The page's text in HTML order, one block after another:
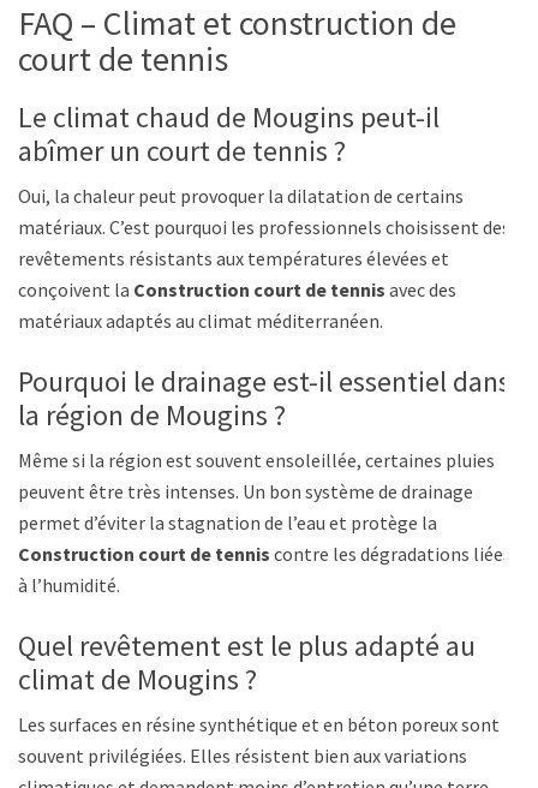
FAQ – Climat et construction de
court de tennis
Le climat chaud de Mougins peut-il
abîmer un court de tennis ?
Oui, la chaleur peut provoquer la dilatation de certains
matériaux. C’est pourquoi les professionnels choisissent des
revêtements résistants aux températures élevées et
conçoivent la Construction court de tennis avec des
matériaux adaptés au climat méditerranéen.
Pourquoi le drainage est-il essentiel dans
la région de Mougins ?
Même si la région est souvent ensoleillée, certaines pluies
peuvent être très intenses. Un bon système de drainage
permet d’éviter la stagnation de l’eau et protège la
Construction court de tennis contre les dégradations liées
à l’humidité.
Quel revêtement est le plus adapté au
climat de Mougins ?
Les surfaces en résine synthétique et en béton poreux sont
souvent privilégiées. Elles résistent bien aux variations